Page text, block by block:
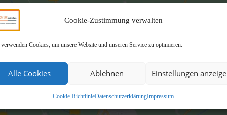
Cookie-Zustimmung verwalten
Cookies, um unsere Website und unseren Service zu optimieren.
Alle Cookies Ablehnen Einstellungen
Cookie-RichtlinieDatenschutzerklärungImpressum